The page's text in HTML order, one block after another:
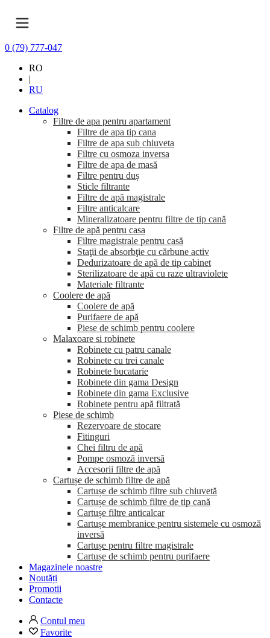
0 (79) 777-047
RO
|
RU
Catalog
Filtre de apa pentru apartament
Filtre de apa tip cana
Filtre de apa sub chiuveta
Filtre cu osmoza inversa
Filtre de apa de masă
Filtre pentru duș
Sticle filtrante
Filtre de apă magistrale
Filtre anticalcare
Mineralizatoare pentru filtre de tip cană
Filtre de apă pentru casa
Filtre magistrale pentru casă
Staţii de absorbţie cu cărbune activ
Dedurizatoare de apă de tip cabinet
Sterilizatoare de apă cu raze ultraviolete
Materiale filtrante
Coolere de apă
Сoolere de apă
Purifaere de apă
Piese de schimb pentru coolere
Malaxoare si robinete
Robinete cu patru canale
Robinete cu trei canale
Robinete bucatarie
Robinete din gama Design
Robinete din gama Exclusive
Robinete pentru apă filtrată
Piese de schimb
Rezervoare de stocare
Fitinguri
Chei filtru de apă
Pompe osmoză inversă
Accesorii filtre de apă
Cartușe de schimb filtre de apă
Cartușe de schimb filtre sub chiuvetă
Cartușe de schimb filtre de tip cană
Cartușe filtre anticalcar
Cartușe membranice pentru sistemele cu osmoză
inversă
Cartușe pentru filtre magistrale
Cartușe de schimb pentru purifaere
Magazinele noastre
Noutăți
Promotii
Contacte
Contul meu
Favorite